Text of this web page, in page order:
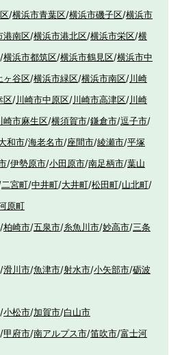
/横浜市青葉区/横浜市磯子区/横浜市
港南区/横浜市港北区/横浜市栄区/横
/横浜市都筑区/横浜市鶴見区/横浜市中
ヶ谷区/横浜市緑区/横浜市南区/川崎
区/川崎市中原区/川崎市高津区/川崎
崎市麻生区/横須賀市/鎌倉市/逗子市/
和市/海老名市/座間市/綾瀬市/平塚
/伊勢原市/小田原市/南足柄市/葉山
二宮町/中井町/大井町/松田町/山北町/
原町
/柏崎市/五泉市/糸魚川市/妙高市/三条
/滑川市/魚津市/射水市/小矢部市/砺波
/小松市/加賀市/白山市
/甲府市/南アルプス市/笛吹市/富士河